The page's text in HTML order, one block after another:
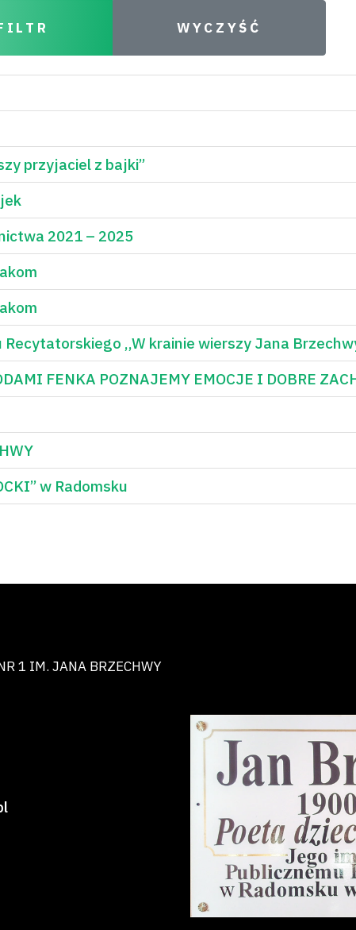
WYCZYŚĆ
przyjaciel z bajki”
2021 – 2025
,,W krainie wierszy Jana
FENKA POZNAJEMY EMOCJE I DOBRE
w Radomsku
1 IM. JANA BRZECHWY